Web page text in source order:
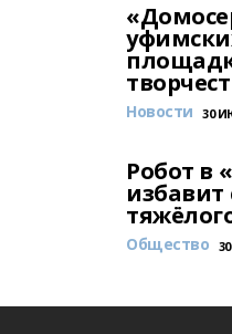
Новости 30
Робот в
избавит
Общество